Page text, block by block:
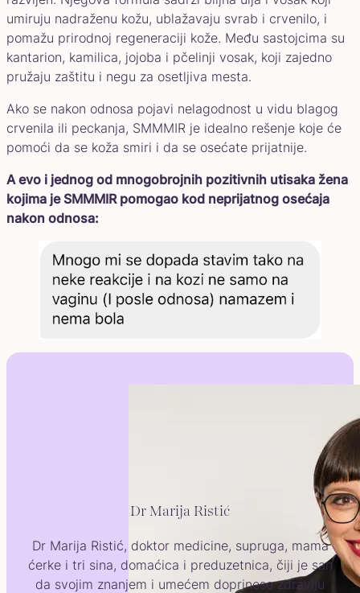
umiruju nadraženu kožu, ublažavaju svrab i crvenilo, i
pomažu prirodnoj regeneraciji kože. Među sastojcima su
kantarion, kamilica, jojoba i pčelinji vosak, koji zajedno
pružaju zaštitu i negu za osetljiva mesta.
Ako se nakon odnosa pojavi nelagodnost u vidu blagog
crvenila ili peckanja, SMMMIR je idealno rešenje koje će
pomoći da se koža smiri i da se osećate prijatnije.
A evo i jednog od mnogobrojnih pozitivnih utisaka žena
kojima je SMMMIR pomogao kod neprijatnog osećaja
nakon odnosa:
Dr Marija Ristić
Dr Marija Ristić, doktor medicine, supruga, mama
ćerke i tri sina, domaćica i preduzetnica, čiji je san
da svojim znanjem i umećem doprinese zdravlju